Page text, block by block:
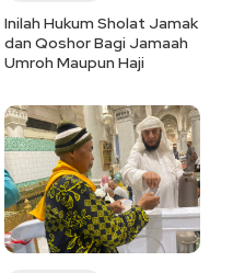
Inilah Hukum Sholat Jamak
dan Qoshor Bagi Jamaah
Umroh Maupun Haji